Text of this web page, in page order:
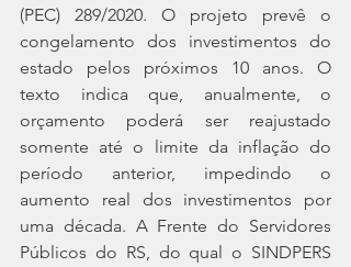
(PEC) 289/2020. O projeto prevê o
congelamento dos investimentos do
estado pelos próximos 10 anos. O
texto indica que, anualmente, o
orçamento poderá ser reajustado
somente até o limite da inflação do
período anterior, impedindo o
aumento real dos investimentos por
uma década. A Frente do Servidores
Públicos do RS, do qual o SINDPERS